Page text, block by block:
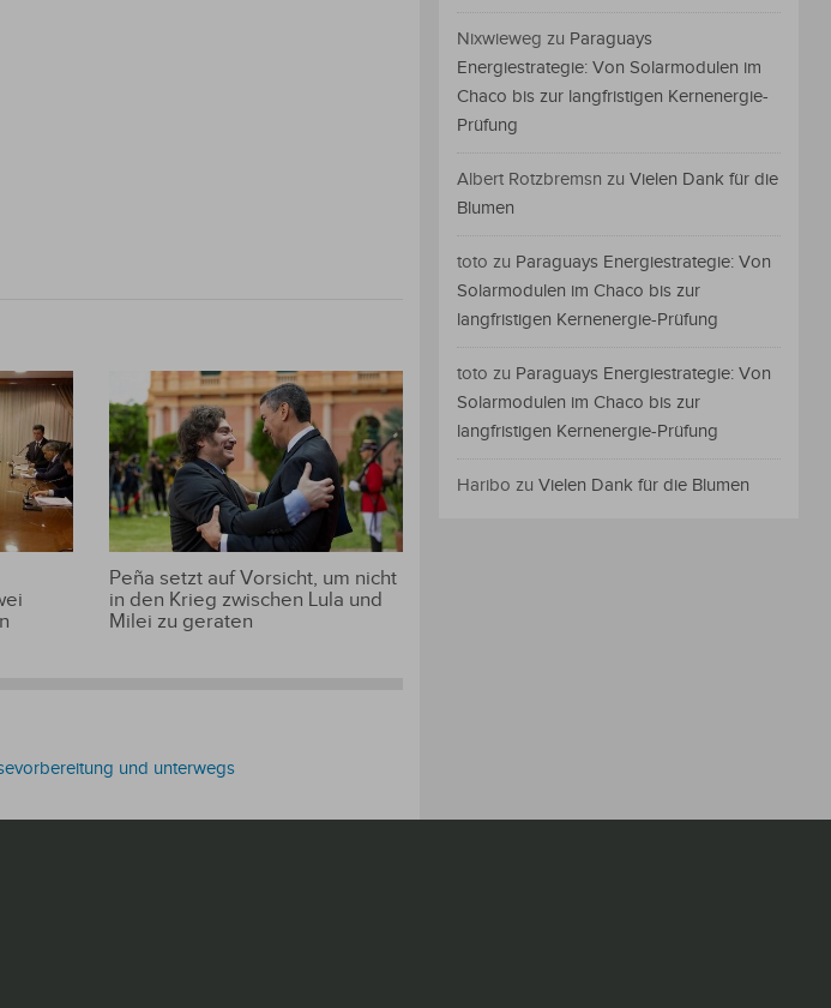
Peña setzt auf Vorsicht, um nicht
in den Krieg zwischen Lula und
Milei zu geraten
und unterwegs
Nixwieweg zu Paraguays
Energiestrategie: Von Solarmodulen im
Chaco bis zur langfristigen Kernenergie-
Prüfung
Albert Rotzbremsn zu Vielen Dank für die
Blumen
toto zu Paraguays Energiestrategie: Von
Solarmodulen im Chaco bis zur
langfristigen Kernenergie-Prüfung
toto zu Paraguays Energiestrategie: Von
Solarmodulen im Chaco bis zur
langfristigen Kernenergie-Prüfung
Haribo zu Vielen Dank für die Blumen